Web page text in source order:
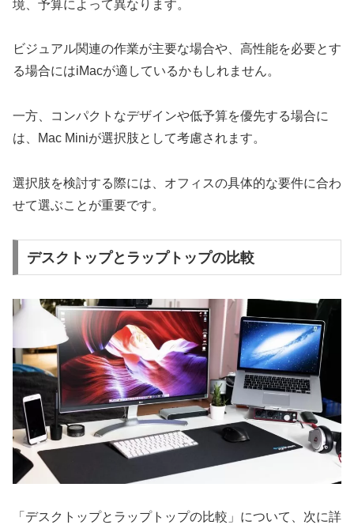
境、予算によって異なります。
ビジュアル関連の作業が主要な場合や、高性能を必要とす
る場合にはiMacが適しているかもしれません。
一方、コンパクトなデザインや低予算を優先する場合に
は、Mac Miniが選択肢として考慮されます。
選択肢を検討する際には、オフィスの具体的な要件に合わ
せて選ぶことが重要です。
デスクトップとラップトップの比較
「デスクトップとラップトップの比較」について、次に詳